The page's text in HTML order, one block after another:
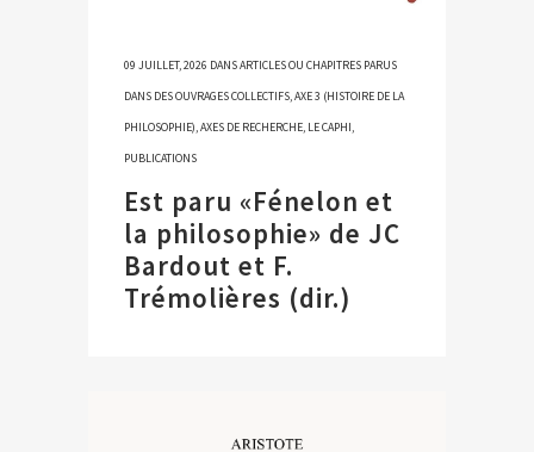
09 JUILLET, 2026 DANSARTICLES OU CHAPITRES PARUS
DANS DES OUVRAGES COLLECTIFS,AXE 3 (HISTOIRE DE LA
PHILOSOPHIE),AXES DE RECHERCHE, LE CAPHI,
PUBLICATIONS
Est paru «Fénelon et
la philosophie» de JC
Bardout et F.
Trémolières (dir.)